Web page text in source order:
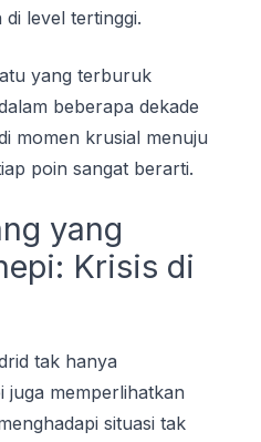
level tertinggi.
yang terburuk
beberapa dekade
momen krusial menuju
poin sangat berarti.
yang
Krisis di
tak hanya
juga memperlihatkan
situasi tak